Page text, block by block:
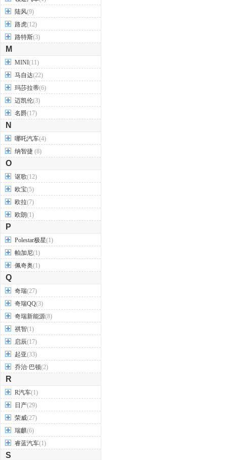
陆风(9)
路虎(12)
路特斯(3)
M
MINI(11)
马自达(22)
玛莎拉蒂(6)
迈凯伦(3)
名爵(17)
N
哪吒汽车(4)
纳智捷 (8)
O
讴歌(12)
欧宝(5)
欧拉(7)
欧朗(1)
P
Polestar极星(1)
帕加尼(1)
佩奇奥(1)
Q
奇瑞(27)
奇瑞QQ(3)
奇瑞新能源(8)
祺智(1)
启辰(17)
起亚(33)
乔治·巴顿(2)
R
R汽车(1)
日产(29)
荣威(27)
瑞麒(6)
睿蓝汽车(1)
S